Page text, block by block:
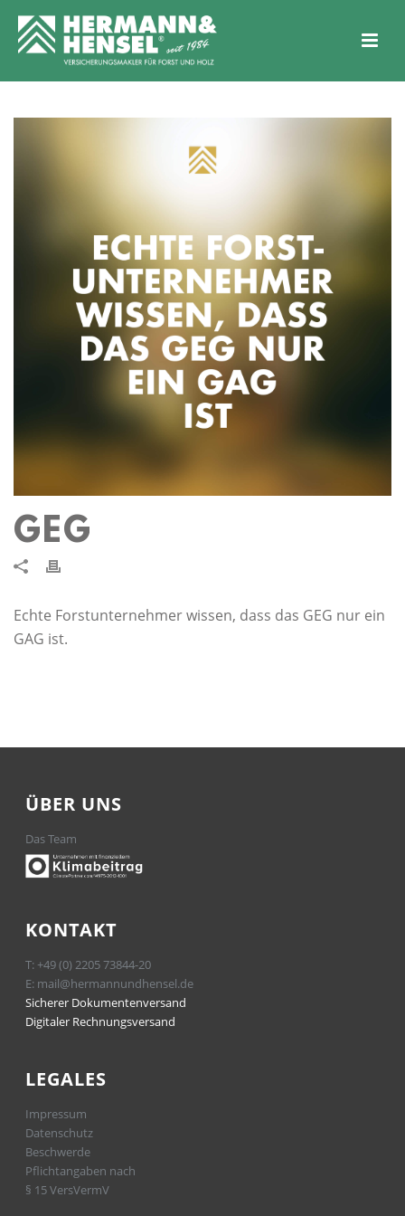
GEG
Echte Forstunternehmer wissen, dass das GEG nur ein
GAG ist.
ÜBER UNS
Das Team
KONTAKT
T: +49 (0) 2205 73844-20
E: mail@hermannundhensel.de
Sicherer Dokumentenversand
Digitaler Rechnungsversand
LEGALES
Impressum
Datenschutz
Beschwerde
Pflichtangaben nach
§ 15 VersVermV